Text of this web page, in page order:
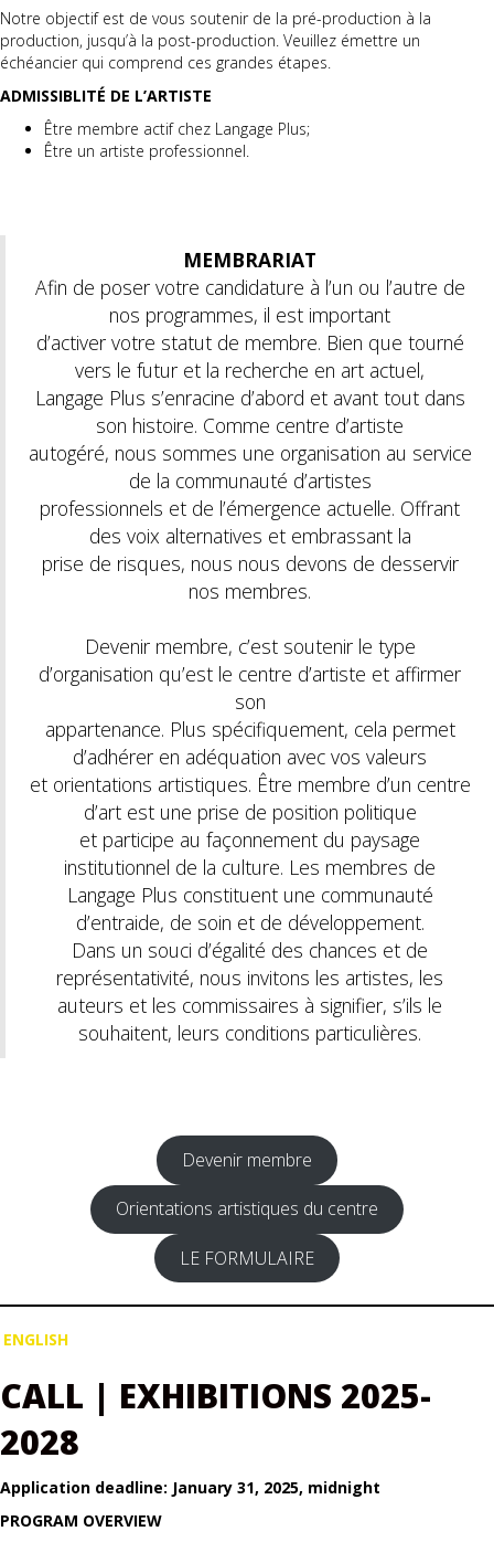
Notre objectif est de vous soutenir de la pré-production à la
production, jusqu’à la post-production. Veuillez émettre un
échéancier qui comprend ces grandes étapes.
ADMISSIBLITÉ DE L’ARTISTE
Être membre actif chez Langage Plus;
Être un artiste professionnel.
MEMBRARIAT
Afin de poser votre candidature à l’un ou l’autre de
nos programmes, il est important
d’activer votre statut de membre. Bien que tourné
vers le futur et la recherche en art actuel,
Langage Plus s’enracine d’abord et avant tout dans
son histoire. Comme centre d’artiste
autogéré, nous sommes une organisation au service
de la communauté d’artistes
professionnels et de l’émergence actuelle. Offrant
des voix alternatives et embrassant la
prise de risques, nous nous devons de desservir
nos membres.
Devenir membre, c’est soutenir le type
d’organisation qu’est le centre d’artiste et affirmer
son
appartenance. Plus spécifiquement, cela permet
d’adhérer en adéquation avec vos valeurs
et orientations artistiques. Être membre d’un centre
d’art est une prise de position politique
et participe au façonnement du paysage
institutionnel de la culture. Les membres de
Langage Plus constituent une communauté
d’entraide, de soin et de développement.
Dans un souci d’égalité des chances et de
représentativité, nous invitons les artistes, les
auteurs et les commissaires à signifier, s’ils le
souhaitent, leurs conditions particulières.
Devenir membre
Orientations artistiques du centre
LE FORMULAIRE
ENGLISH
CALL | EXHIBITIONS 2025-
2028
Application deadline: January 31, 2025, midnight
PROGRAM OVERVIEW